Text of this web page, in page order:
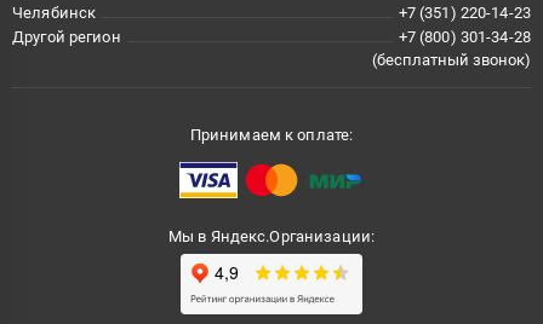
Челябинск
+7 (351) 220-14-23
Другой регион
+7 (800) 301-34-28
(бесплатный звонок)
Принимаем к оплате:
Мы в Яндекс.Организации: